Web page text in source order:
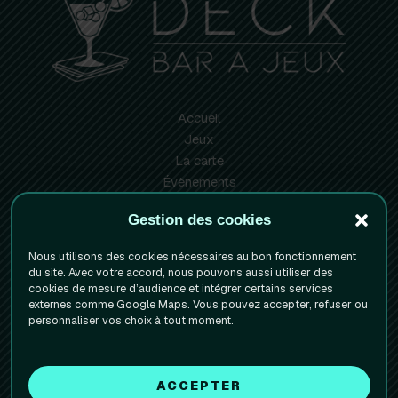
Gestion des cookies
Nous utilisons des cookies nécessaires au bon fonctionnement
du site. Avec votre accord, nous pouvons aussi utiliser des
cookies de mesure d’audience et intégrer certains services
externes comme Google Maps. Vous pouvez accepter, refuser ou
personnaliser vos choix à tout moment.
ACCEPTER
Accueil
Jeux
La carte
Évènements
Réserver votre table
Mentions Légales
Politique de confidentialite
Politique de cookies (UE)
Facebook
Instagram
1 rue de la Paix